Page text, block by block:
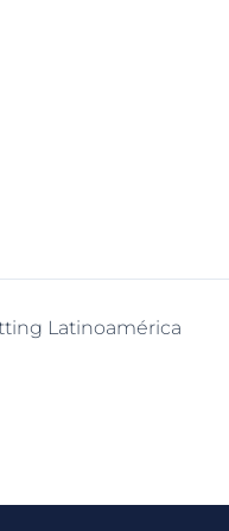
Latinoamérica